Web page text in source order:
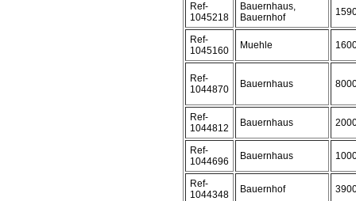
Ref-
1045218
Bauernhaus,
Bauernhof
Ref-
1045160
Muehle
Ref-
1044870
Bauernhaus
Ref-
1044812
Bauernhaus
Ref-
1044696
Bauernhaus
Ref-
1044348
Bauernhof